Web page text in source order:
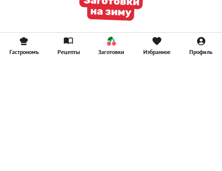
Гастрономъ Рецепты Заготовки Избранное Профиль